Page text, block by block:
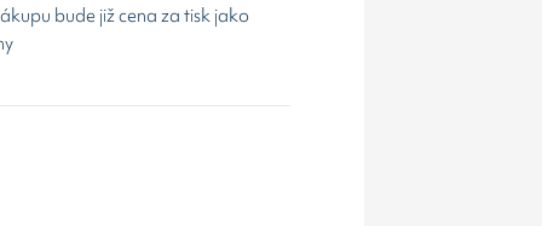
bude již cena za tisk jako